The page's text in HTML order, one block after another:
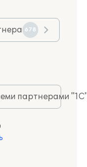
678
партнерами